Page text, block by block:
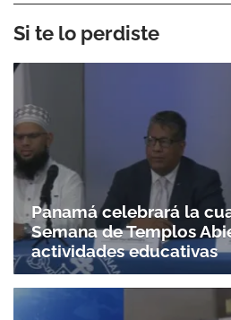
Si te lo perdiste
Panamá celebrará la
Semana de Templos
actividades educativas